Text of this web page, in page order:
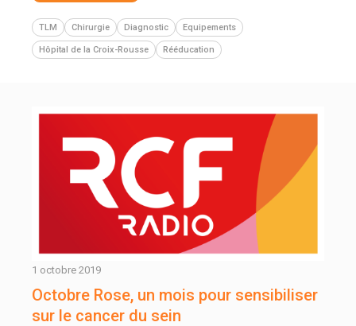
TLM Chirurgie Diagnostic Equipements
Hôpital de la Croix-Rousse Rééducation
1 octobre 2019
Octobre Rose, un mois pour sensibiliser
sur le cancer du sein